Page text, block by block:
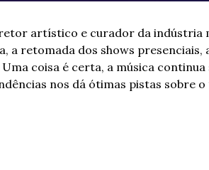
artístico e curador da indústria
a retomada dos shows presenciais,
coisa é certa, a música continua
nos dá ótimas pistas sobre